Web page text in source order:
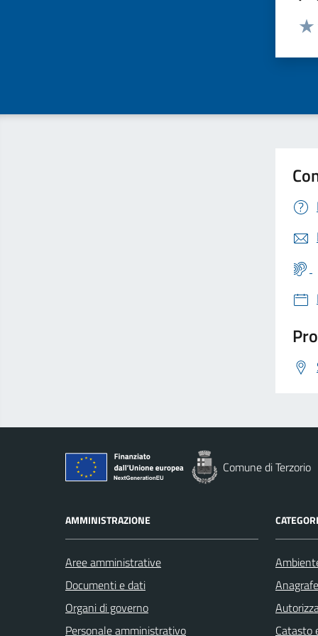
Comune di Terzorio
AMMINISTRAZIONE
Aree amministrative
Documenti e dati
Organi di governo
Personale amministrativo
Catasto